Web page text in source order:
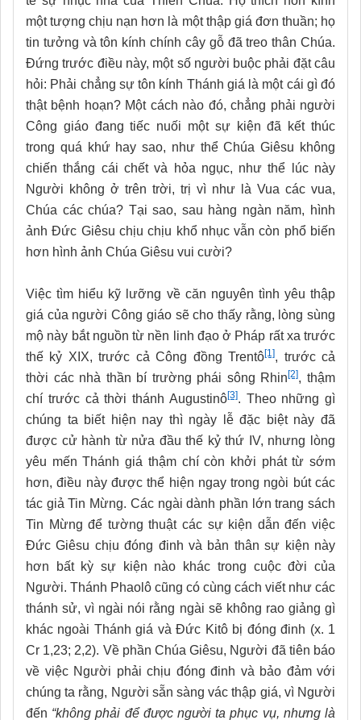
một tượng chịu nạn hơn là một thập giá đơn thuần; họ
tin tưởng và tôn kính chính cây gỗ đã treo thân Chúa.
Đứng trước điều này, một số người buộc phải đặt câu
hỏi: Phải chẳng sự tôn kính Thánh giá là một cái gì đó
thật bệnh hoạn? Một cách nào đó, chẳng phải người
Công giáo đang tiếc nuối một sự kiện đã kết thúc
trong quá khứ hay sao, như thể Chúa Giêsu không
chiến thắng cái chết và hỏa ngục, như thể lúc này
Người không ở trên trời, trị vì như là Vua các vua,
Chúa các chúa? Tại sao, sau hàng ngàn năm, hình
ảnh Đức Giêsu chịu chịu khổ nhục vẫn còn phổ biến
hơn hình ảnh Chúa Giêsu vui cười?
Việc tìm hiểu kỹ lưỡng về căn nguyên tình yêu thập
giá của người Công giáo sẽ cho thấy rằng, lòng sùng
mộ này bắt nguồn từ nền linh đạo ở Pháp rất xa trước
thế kỷ XIX, trước cả Công đồng Trentô[1], trước cả
thời các nhà thần bí trường phái sông Rhin[2], thậm
chí trước cả thời thánh Augustinô[3]. Theo những gì
chúng ta biết hiện nay thì ngày lễ đặc biệt này đã
được cử hành từ nửa đầu thế kỷ thứ IV, nhưng lòng
yêu mến Thánh giá thậm chí còn khởi phát từ sớm
hơn, điều này được thể hiện ngay trong ngòi bút các
tác giả Tin Mừng. Các ngài dành phần lớn trang sách
Tin Mừng để tường thuật các sự kiện dẫn đến việc
Đức Giêsu chịu đóng đinh và bản thân sự kiện này
hơn bất kỳ sự kiện nào khác trong cuộc đời của
Người. Thánh Phaolô cũng có cùng cách viết như các
thánh sử, vì ngài nói rằng ngài sẽ không rao giảng gì
khác ngoài Thánh giá và Đức Kitô bị đóng đinh (x. 1
Cr 1,23; 2,2). Về phần Chúa Giêsu, Người đã tiên báo
về việc Người phải chịu đóng đinh và bảo đảm với
chúng ta rằng, Người sẵn sàng vác thập giá, vì Người
đến “không phải để được người ta phục vụ, nhưng là